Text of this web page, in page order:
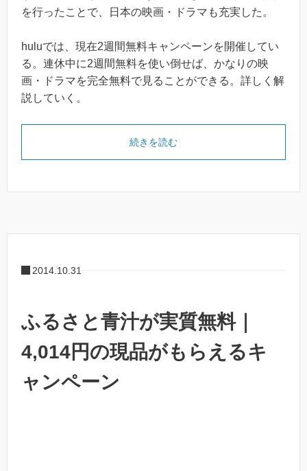
を行ったことで、日本の映画・ドラマも充実した。
huluでは、現在2週間無料キャンペーンを開催してい
る。連休中に2週間無料を使い倒せば、かなりの映
画・ドラマを完全無料で見ることができる。詳しく解
説していく。
続きを読む
2014.10.31
ふるさと青汁が実質無料｜
4,014円の現品がもらえるキ
ャンペーン